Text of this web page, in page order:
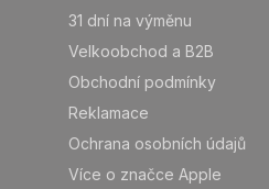
31 dní na výměnu
Velkoobchod a B2B
Obchodní podmínky
Reklamace
Ochrana osobních údajů
Více o značce Apple